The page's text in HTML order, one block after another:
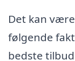
Det kan
følgende
bedste